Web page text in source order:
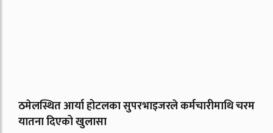
ठमेलस्थित आर्या होटलका सुपरभाइजरले कर्मचारीमाथि चरम
यातना दिएको खुलासा